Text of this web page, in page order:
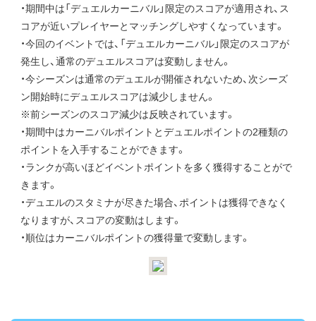
・期間中は「デュエルカーニバル」限定のスコアが適用され、ス
コアが近いプレイヤーとマッチングしやすくなっています。
・今回のイベントでは、「デュエルカーニバル」限定のスコアが
発生し、通常のデュエルスコアは変動しません。
・今シーズンは通常のデュエルが開催されないため、次シーズ
ン開始時にデュエルスコアは減少しません。
※前シーズンのスコア減少は反映されています。
・期間中はカーニバルポイントとデュエルポイントの2種類の
ポイントを入手することができます。
・ランクが高いほどイベントポイントを多く獲得することがで
きます。
・デュエルのスタミナが尽きた場合、ポイントは獲得できなく
なりますが、スコアの変動はします。
・順位はカーニバルポイントの獲得量で変動します。